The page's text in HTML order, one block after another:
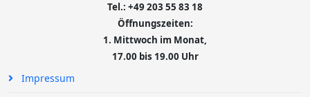
Tel.: +49 203 55 83 18
Öffnungszeiten:
1. Mittwoch im Monat,
17.00 bis 19.00 Uhr
Impressum